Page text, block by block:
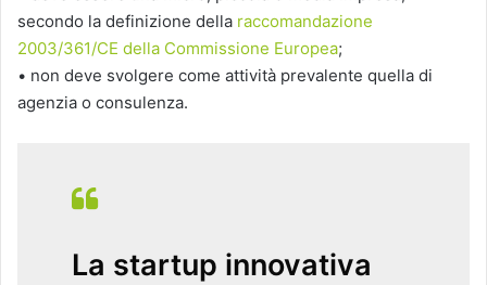
secondo la definizione della raccomandazione
2003/361/CE della Commissione Europea;
• non deve svolgere come attività prevalente quella di
agenzia o consulenza.
La startup innovativa